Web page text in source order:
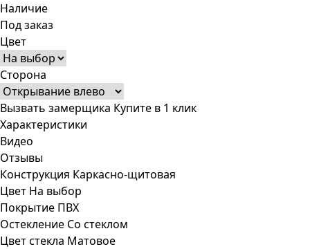
Наличие
Под заказ
Цвет
Сторона
Вызвать замерщика Купите в 1 клик
Характеристики
Видео
Отзывы
Конструкция Каркасно-щитовая
Цвет На выбор
Покрытие ПВХ
Остекление Со стеклом
Цвет стекла Матовое